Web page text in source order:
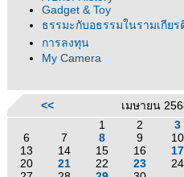
Gadget & Toy
ธรรมะกับอธรรมในรามเกียร
การลงทุน
My Camera
<< เมษายน
1
2 3
6
7 8 9 10
13
14 15 16 17
20
21 22 23 24